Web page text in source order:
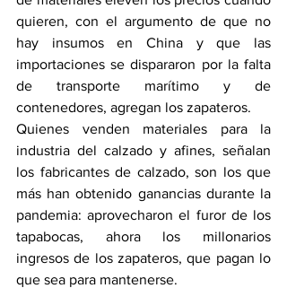
quieren, con el argumento de que no
hay insumos en China y que las
importaciones se dispararon por la falta
de transporte marítimo y de
contenedores, agregan los zapateros.
Quienes venden materiales para la
industria del calzado y afines, señalan
los fabricantes de calzado, son los que
más han obtenido ganancias durante la
pandemia: aprovecharon el furor de los
tapabocas, ahora los millonarios
ingresos de los zapateros, que pagan lo
que sea para mantenerse.